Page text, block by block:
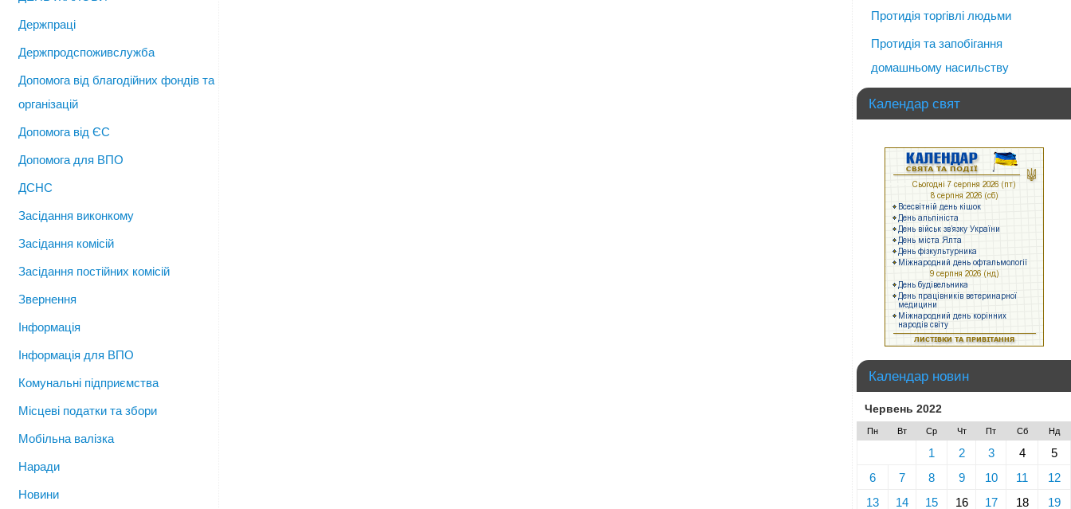
Держпраці
Держпродспоживслужба
Допомога від благодійних фондів та
організацій
Допомога від ЄС
Допомога для ВПО
ДСНС
Засідання виконкому
Засідання комісій
Засідання постійних комісій
Звернення
Інформація
Інформація для ВПО
Комунальні підприємства
Місцеві податки та збори
Мобільна валізка
Наради
Новини
Протидія торгівлі людьми
Протидія та запобігання
домашньому насильству
Календар свят
Календар новин
Червень 2022
Пн Вт Ср Чт Пт Сб Нд
1 2 3 4
5
6
7 8 9 10 11
12
13
14 15 16 17 18
19